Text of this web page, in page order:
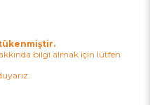
bilgi almak için lütfen